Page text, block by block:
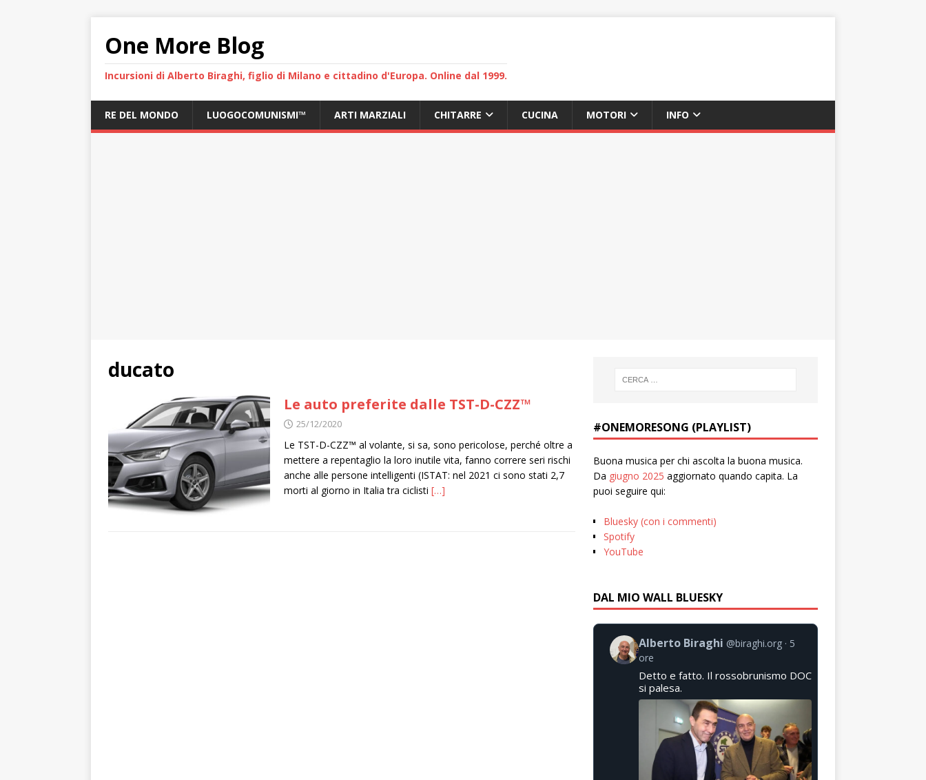
One More Blog
Incursioni di Alberto Biraghi, figlio di Milano e cittadino d'Europa. Online dal 1999.
RE DEL MONDO LUOGOCOMUNISMI™ ARTI MARZIALI CHITARRE CUCINA MOTORI INFO
ducato
Le auto preferite dalle TST-D-CZZ™
25/12/2020
Le TST-D-CZZ™ al volante, si sa, sono pericolose, perché oltre a
mettere a repentaglio la loro inutile vita, fanno correre seri rischi
anche alle persone intelligenti (ISTAT: nel 2021 ci sono stati 2,7
morti al giorno in Italia tra ciclisti […]
#ONEMORESONG (PLAYLIST)
Buona musica per chi ascolta la buona musica.
Da giugno 2025 aggiornato quando capita. La
puoi seguire qui:
Bluesky (con i commenti)
Spotify
YouTube
DAL MIO WALL BLUESKY
Alberto Biraghi @biraghi.org
5
ore
Detto e fatto. Il rossobrunismo DOC
si palesa.